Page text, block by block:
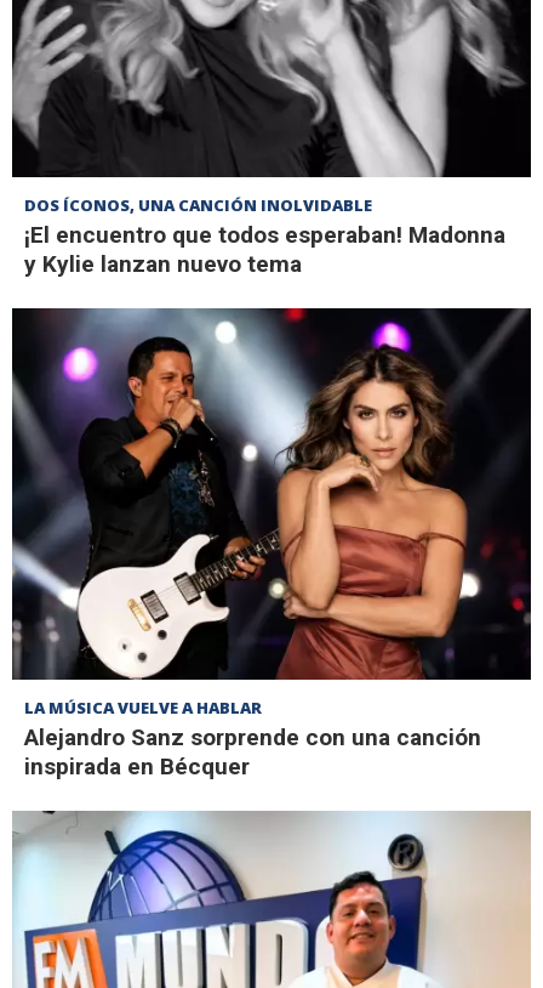
DOS ÍCONOS, UNA CANCIÓN INOLVIDABLE
¡El encuentro que todos esperaban! Madonna
y Kylie lanzan nuevo tema
LA MÚSICA VUELVE A HABLAR
Alejandro Sanz sorprende con una canción
inspirada en Bécquer